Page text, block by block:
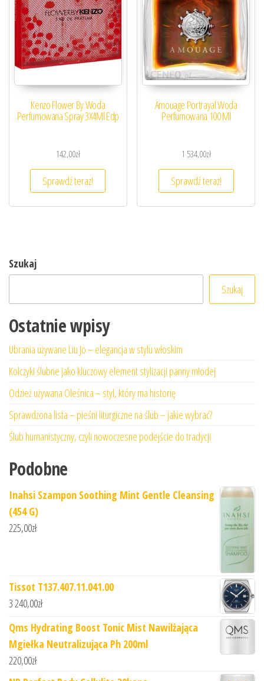
Kenzo Flower By Woda
Perfumowana Spray 3X4Ml Edp
142,00zł
Sprawdź teraz!
Amouage Portrayal Woda
Perfumowana 100 Ml
1 534,00zł
Sprawdź teraz!
Szukaj
Szukaj
Ostatnie wpisy
Ubrania używane Liu Jo – elegancja w stylu włoskim
Kolczyki ślubne jako kluczowy element stylizacji panny młodej
Odzież używana Oleśnica – styl, który ma historię
Sprawdzona lista – pieśni liturgiczne na ślub – jakie wybrać?
Ślub humanistyczny, czyli nowoczesne podejście do tradycji
Podobne
Inahsi Szampon Soothing Mint Gentle Cleansing
(454 G)
225,00zł
Tissot T137.407.11.041.00
3 240,00zł
Qms Hydrating Boost Tonic Mist Nawilżająca
Mgiełka Neutralizująca Ph 200ml
220,00zł